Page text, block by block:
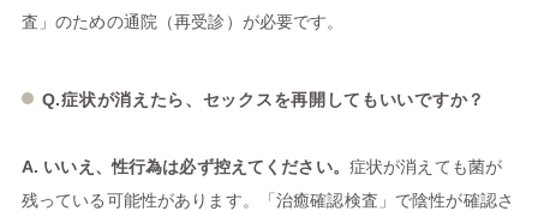
査」のための通院（再受診）が必要です。
Q.症状が消えたら、セックスを再開してもいいですか？
A. いいえ、性行為は必ず控えてください。 症状が消えても菌が
残っている可能性があります。「治癒確認検査」で陰性が確認さ